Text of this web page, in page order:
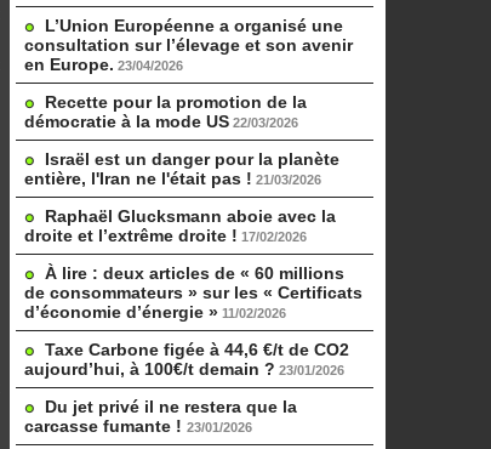
L’Union Européenne a organisé une
consultation sur l’élevage et son avenir
en Europe. 23/04/2026
Recette pour la promotion de la
démocratie à la mode US 22/03/2026
Israël est un danger pour la planète
entière, l'Iran ne l'était pas ! 21/03/2026
Raphaël Glucksmann aboie avec la
droite et l’extrême droite ! 17/02/2026
À lire : deux articles de « 60 millions
de consommateurs » sur les « Certificats
d’économie d’énergie » 11/02/2026
Taxe Carbone figée à 44,6 €/t de CO2
aujourd’hui, à 100€/t demain ? 23/01/2026
Du jet privé il ne restera que la
carcasse fumante ! 23/01/2026